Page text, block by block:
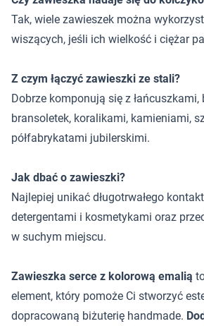
Tak, wiele zawieszek można
wiszących, jeśli ich wielkość i ciężar
Z czym łączyć zawieszki ze stali?
Dobrze komponują się z
bransoletek, koralikami, kamieniami,
półfabrykatami jubilerskimi.
Jak dbać o zawieszki?
Najlepiej unikać długotrwałego
detergentami i kosmetykami oraz
w suchym miejscu.
Zawieszka serce z kolorową emalią
element, który pomoże Ci stworzyć
dopracowaną biżuterię handmade.